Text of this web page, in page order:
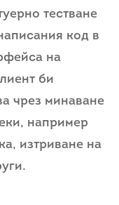
тестване
код в
на
би
чрез минаване
например
изтриване на